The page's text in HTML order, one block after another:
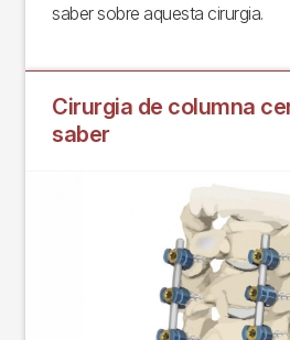
saber sobre aquesta cirurgia.
Cirurgia de columna
saber